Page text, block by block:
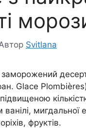
Svitlana
Glace
мигдальної
фруктів.